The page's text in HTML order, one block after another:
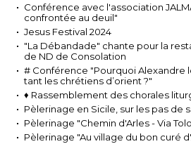
Conférence avec l'association
confrontée au deuil"
Jesus Festival 2024
"La Débandade" chante pour la
de ND de Consolation
# Conférence "Pourquoi Alexandre
tant les chrétiens d’orient ?"
♦ Rassemblement des chorales
Pèlerinage en Sicile, sur les pas de
Pèlerinage "Chemin d'Arles - Via
Pèlerinage "Au village du bon curé